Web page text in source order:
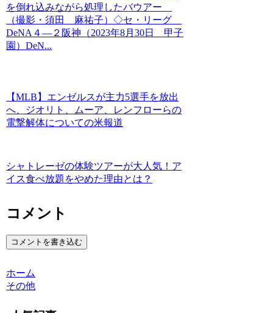
を倒れ込みながら処理したバウアー
（撮影・須田 麻祐子）◇セ・リーグ
DeNA４―２阪神（2023年8月30日 甲子
園）DeN...
【MLB】エンゼルスが主力5選手を放出
へ、ジオリト、ムーア、レンフローらの
電撃解体についての米報道
シャトレーゼの体験ツアーが大人気！ア
イス食べ放題をやめた理由とは？
コメント
コメントを書き込む
ホーム
その他